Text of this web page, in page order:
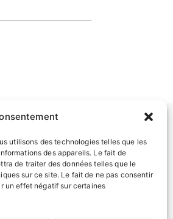
utilisons des technologies telles que les
des appareils. Le fait de
de traiter des données telles que le
sur ce site. Le fait de ne pas consentir
un effet négatif sur certaines
LÉGALES